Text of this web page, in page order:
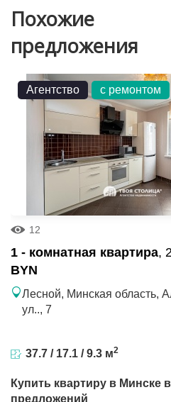
Похожие
предложения
Агентство с ремонтом
12
1 - комнатная квартира,
BYN
Лесной, Минская область,
ул.., 7
37.7 / 17.1 / 9.3 м2
Купить квартиру в Минске
предложений